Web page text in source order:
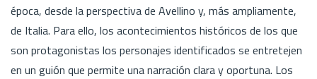
época, desde la perspectiva de Avellino y, más ampliamente,
de Italia. Para ello, los acontecimientos históricos de los que
son protagonistas los personajes identificados se entretejen
en un guión que permite una narración clara y oportuna. Los